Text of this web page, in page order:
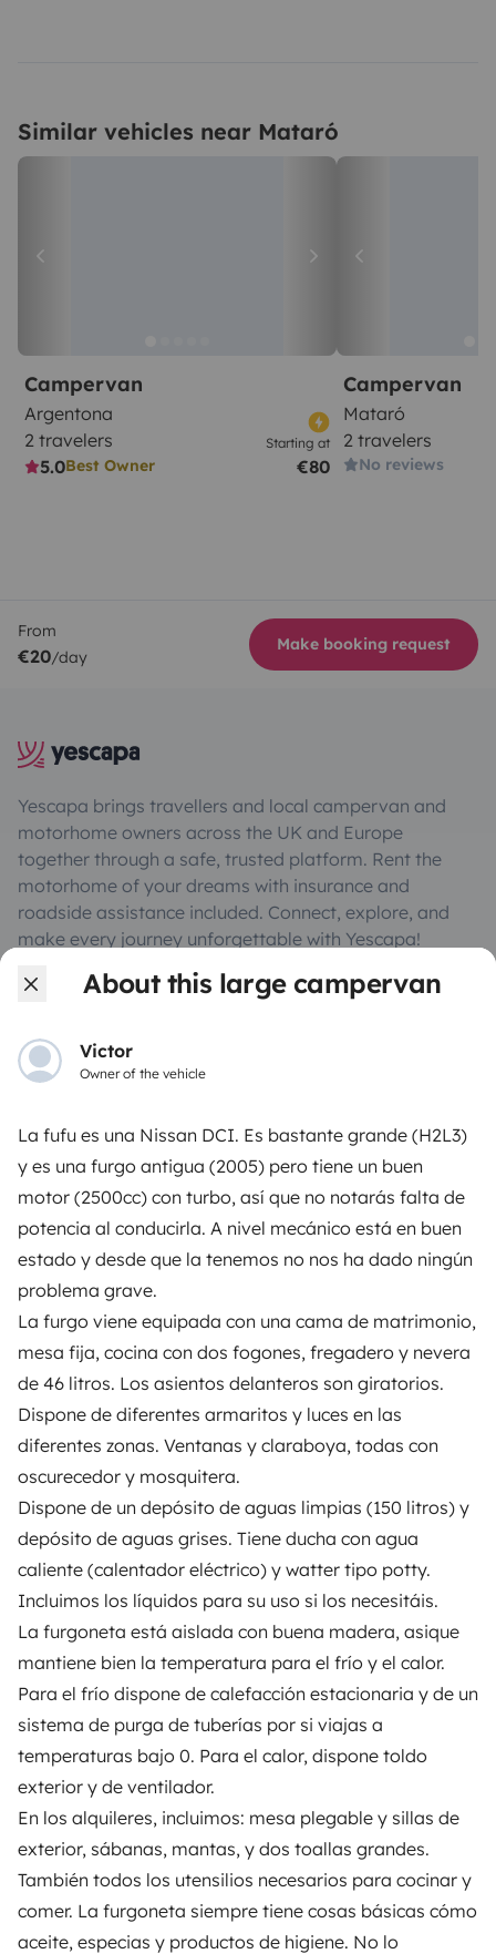
About this large campervan
Victor
Owner of the vehicle
La fufu es una Nissan DCI. Es bastante grande (H2L3)
y es una furgo antigua (2005) pero tiene un buen
motor (2500cc) con turbo, así que no notarás falta de
potencia al conducirla. A nivel mecánico está en buen
estado y desde que la tenemos no nos ha dado ningún
problema grave.
La furgo viene equipada con una cama de matrimonio,
mesa fija, cocina con dos fogones, fregadero y nevera
de 46 litros. Los asientos delanteros son giratorios.
Dispone de diferentes armaritos y luces en las
diferentes zonas. Ventanas y claraboya, todas con
oscurecedor y mosquitera.
Dispone de un depósito de aguas limpias (150 litros) y
depósito de aguas grises. Tiene ducha con agua
caliente (calentador eléctrico) y watter tipo potty.
Incluimos los líquidos para su uso si los necesitáis.
La furgoneta está aislada con buena madera, asique
mantiene bien la temperatura para el frío y el calor.
Para el frío dispone de calefacción estacionaria y de un
sistema de purga de tuberías por si viajas a
temperaturas bajo 0. Para el calor, dispone toldo
exterior y de ventilador.
En los alquileres, incluimos: mesa plegable y sillas de
exterior, sábanas, mantas, y dos toallas grandes.
También todos los utensilios necesarios para cocinar y
comer. La furgoneta siempre tiene cosas básicas cómo
aceite, especias y productos de higiene. No lo
Similar vehicles near Mataró
Campervan
Argentona
2 travelers
5.0Best Owner
Starting at
€80
Campervan
Mataró
2 travelers
No reviews
From
€20/day
Make booking request
Yescapa brings travellers and local campervan and
motorhome owners across the UK and Europe
together through a safe, trusted platform. Rent the
motorhome of your dreams with insurance and
roadside assistance included. Connect, explore, and
make every journey unforgettable with Yescapa!
3.53/5 on 314 customer reviews on Trusted Shops
Instagram
X PinterestFacebook
How it works
Rent an RV
Driving a motorhome for the first time
Reviews from our users
Help Centre for travellers
OWNERS
Create a listing
Rental contract
Insurance for hiring out
Breakdown assistance
Help Centre for owners
Secure third-party payment system
Pay in instalments